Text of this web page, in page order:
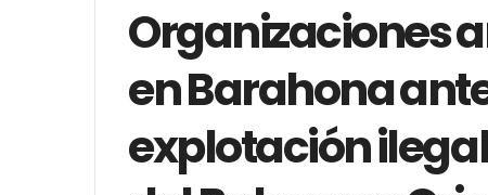
Organizaciones
en Barahona
explotación